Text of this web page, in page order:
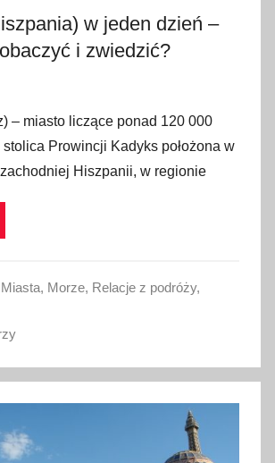
w jeden dzień –
i zwiedzić?
– miasto liczące ponad 120 000
Prowincji Kadyks położona w
Hiszpanii, w regionie
Miasta, Morze, Relacje z podróży,